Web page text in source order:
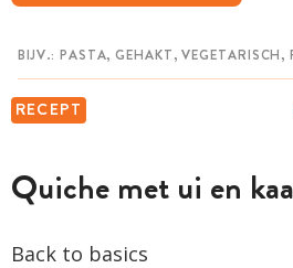
RECEPT
Quiche met ui en
Back to basics
MIJN BEWAARDE RECEPTEN